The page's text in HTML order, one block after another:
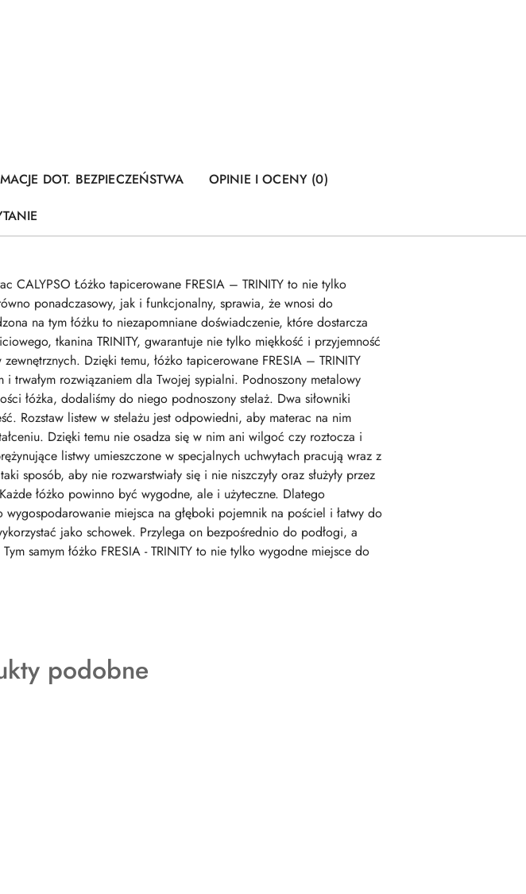
DOT. BEZPIECZEŃSTWA
OPINIE I OCENY (0)
CALYPSO Łóżko tapicerowane FRESIA – TRINITY to nie tylko
ponadczasowy, jak i funkcjonalny, sprawia, że wnosi do
na tym łóżku to niezapomniane doświadczenie, które dostarcza
tkanina TRINITY, gwarantuje nie tylko miękkość i przyjemność
Dzięki temu, łóżko tapicerowane FRESIA – TRINITY
trwałym rozwiązaniem dla Twojej sypialni. Podnoszony metalowy
łóżka, dodaliśmy do niego podnoszony stelaż. Dwa siłowniki
Rozstaw listew w stelażu jest odpowiedni, aby materac na nim
Dzięki temu nie osadza się w nim ani wilgoć czy roztocza i
listwy umieszczone w specjalnych uchwytach pracują wraz z
sposób, aby nie rozwarstwiały się i nie niszczyły oraz służyły przez
łóżko powinno być wygodne, ale i użyteczne. Dlatego
wygospodarowanie miejsca na głęboki pojemnik na pościel i łatwy do
jako schowek. Przylega on bezpośrednio do podłogi, a
samym łóżko FRESIA - TRINITY to nie tylko wygodne miejsce do
podobne